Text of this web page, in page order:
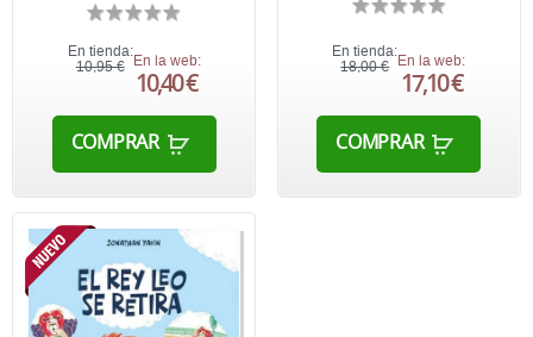
En tienda:
10,95 € En la web:
10,40 €
COMPRAR
En tienda:
18,00 €
En la web:
17,10 €
COMPRAR